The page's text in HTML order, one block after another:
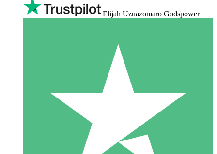
Elijah Uzuazomaro Godspower